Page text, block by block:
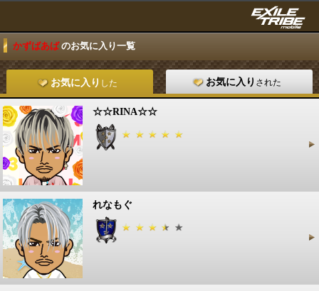
かずばあばのお気に入り一覧
お気に入り した お気に入り された
☆☆RINA☆☆
れなもぐ